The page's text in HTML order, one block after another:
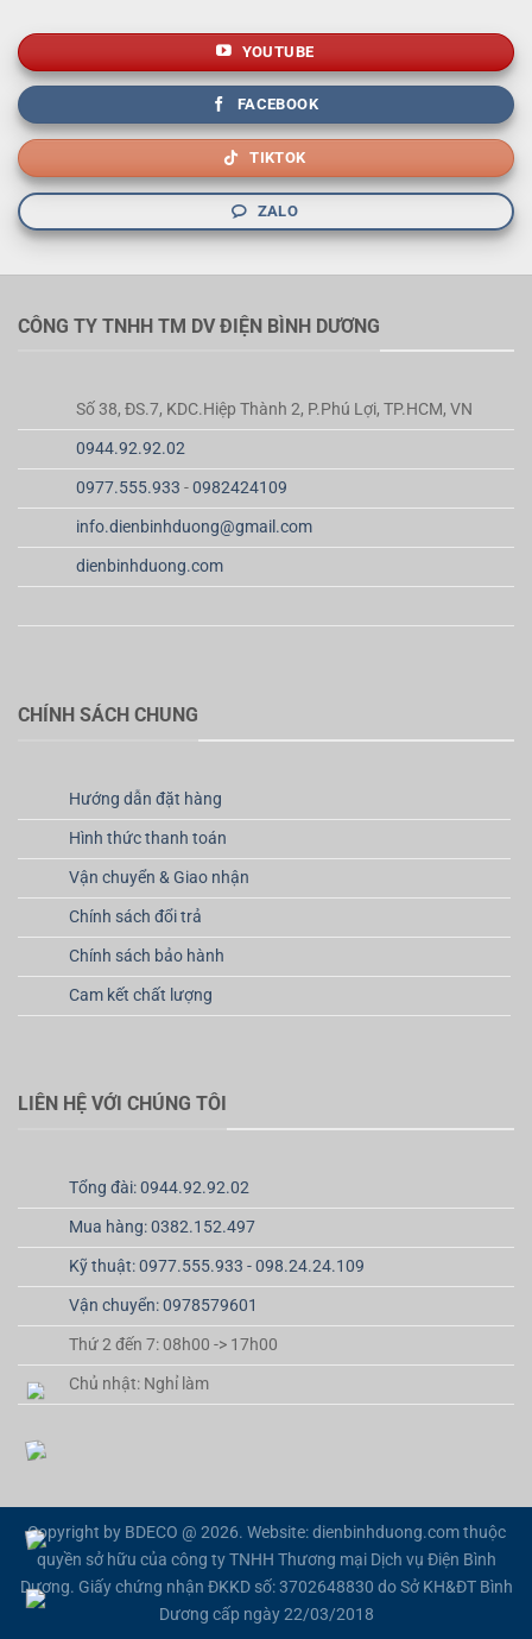
YOUTUBE
FACEBOOK
TIKTOK
ZALO
CÔNG TY TNHH TM DV ĐIỆN BÌNH DƯƠNG
Số 38, ĐS.7, KDC.Hiệp Thành 2, P.Phú Lợi, TP.HCM, VN
0944.92.92.02
0977.555.933 -0982424109
info.dienbinhduong@gmail.com
dienbinhduong.com
CHÍNH SÁCH CHUNG
Hướng dẫn đặt hàng
Hình thức thanh toán
Vận chuyển & Giao nhận
Chính sách đổi trả
Chính sách bảo hành
Cam kết chất lượng
LIÊN HỆ VỚI CHÚNG TÔI
Tổng đài: 0944.92.92.02
Mua hàng: 0382.152.497
Kỹ thuật: 0977.555.933 - 098.24.24.109
Vận chuyển: 0978579601
Thứ 2 đến 7: 08h00 -> 17h00
Chủ nhật: Nghỉ làm
Copyright by BDECO @ 2026. Website: dienbinhduong.com thuộc
quyền sở hữu của công ty TNHH Thương mại Dịch vụ Điện Bình
Dương. Giấy chứng nhận ĐKKD số: 3702648830 do Sở KH&ĐT Bình
Dương cấp ngày 22/03/2018